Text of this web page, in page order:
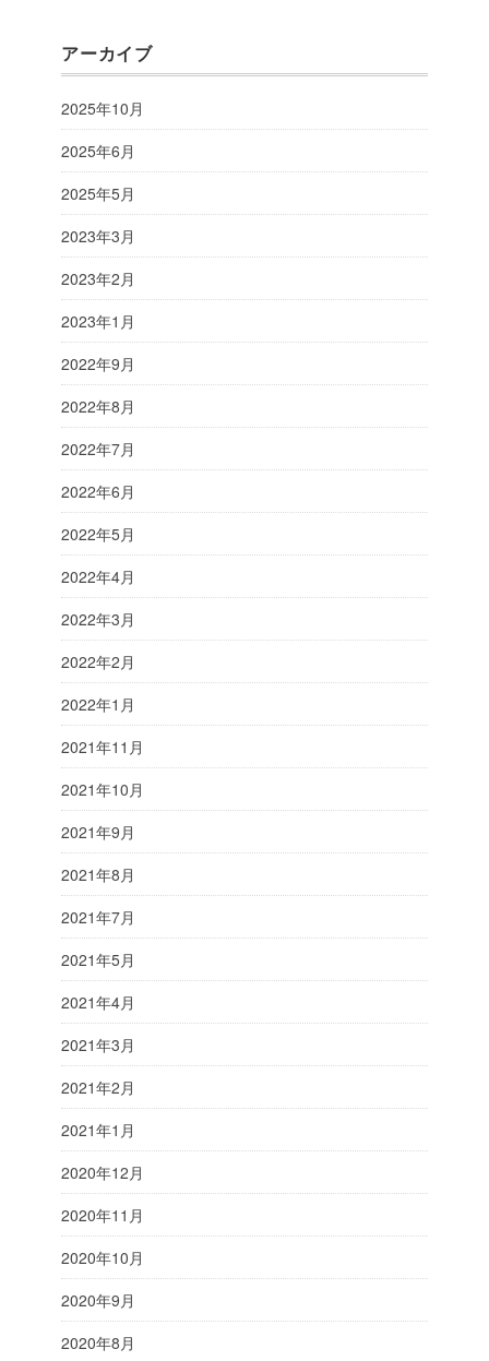
アーカイブ
2025年10月
2025年6月
2025年5月
2023年3月
2023年2月
2023年1月
2022年9月
2022年8月
2022年7月
2022年6月
2022年5月
2022年4月
2022年3月
2022年2月
2022年1月
2021年11月
2021年10月
2021年9月
2021年8月
2021年7月
2021年5月
2021年4月
2021年3月
2021年2月
2021年1月
2020年12月
2020年11月
2020年10月
2020年9月
2020年8月